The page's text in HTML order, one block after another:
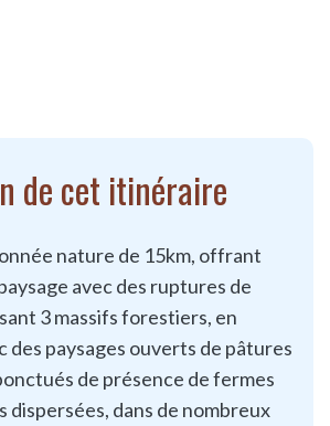
de cet itinéraire
nature de 15km, offrant
avec des ruptures de
3 massifs forestiers, en
des paysages ouverts de pâtures
de présence de fermes
dispersées, dans de nombreux